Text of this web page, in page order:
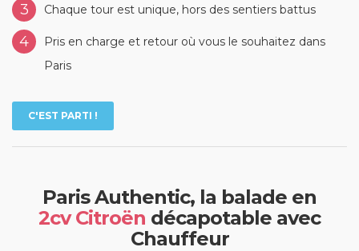
3 Chaque tour est unique, hors des sentiers battus
4
Pris en charge et retour où vous le souhaitez dans
Paris
C'EST PARTI !
Paris Authentic, la balade en
2cv Citroën décapotable avec
Chauffeur